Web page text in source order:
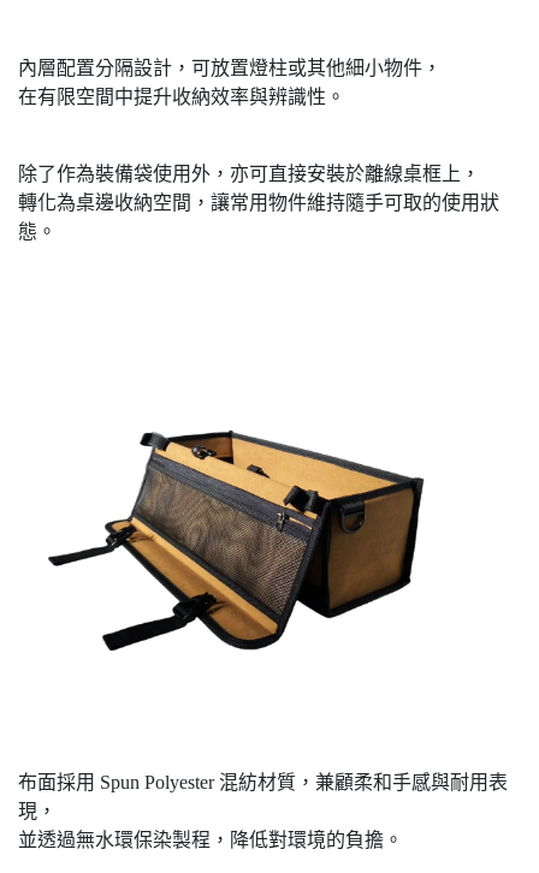
內層配置分隔設計，可放置燈柱或其他細小物件，
在有限空間中提升收納效率與辨識性。
除了作為裝備袋使用外，亦可直接安裝於離線桌框上，
轉化為桌邊收納空間，讓常用物件維持隨手可取的使用狀
態。
布面採用 Spun Polyester 混紡材質，兼顧柔和手感與耐用表
現，
並透過無水環保染製程，降低對環境的負擔。